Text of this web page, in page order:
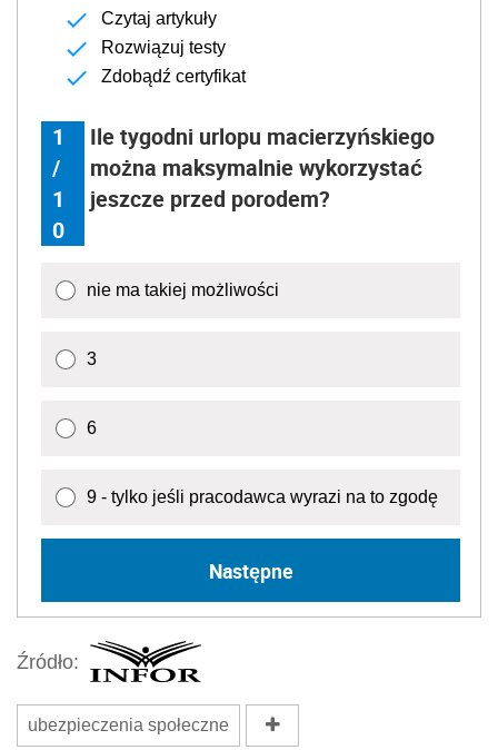
Czytaj artykuły
Rozwiązuj testy
Zdobądź certyfikat
1
/
1
0
Ile tygodni urlopu macierzyńskiego
można maksymalnie wykorzystać
jeszcze przed porodem?
nie ma takiej możliwości
3
6
9 - tylko jeśli pracodawca wyrazi na to zgodę
Następne
Źródło:
ubezpieczenia społeczne